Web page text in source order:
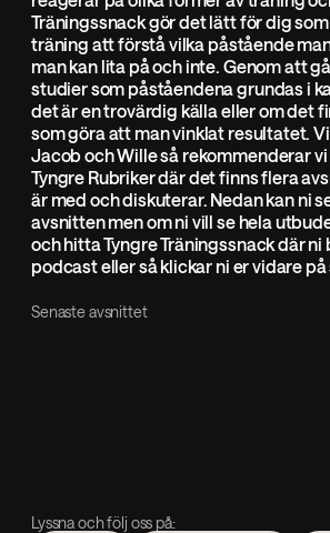
Träningssnack gör det lätt för dig
träning att förstå vilka påstående
man kan lita på och inte. Genom att
studier som påståendena grundas i
det är en trovärdig källa eller om det
som göra att man vinklat resultatet.
Jacob och Wille så rekommenderar
Tyngre Rubriker där det finns flera
är med och diskuterar. Nedan kan ni
avsnitten men om ni vill se hela
och hitta Tyngre Träningssnack där ni
podcast eller så klickar ni er vidare på
Senaste avsnittet
Lyssna och följ oss på: